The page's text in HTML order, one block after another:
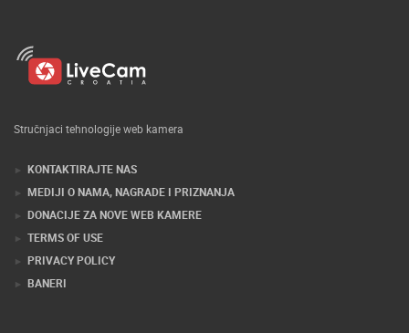
Stručnjaci tehnologije web kamera
KONTAKTIRAJTE NAS
MEDIJI O NAMA, NAGRADE I PRIZNANJA
DONACIJE ZA NOVE WEB KAMERE
TERMS OF USE
PRIVACY POLICY
BANERI